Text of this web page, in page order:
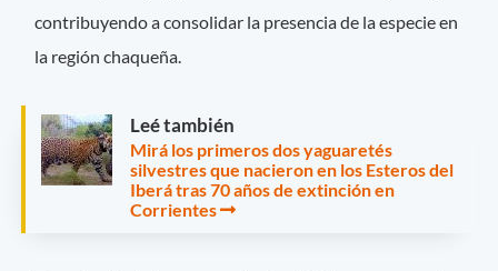
contribuyendo a consolidar la presencia de la especie en
la región chaqueña.
Leé también
Mirá los primeros dos yaguaretés
silvestres que nacieron en los Esteros del
Iberá tras 70 años de extinción en
Corrientes